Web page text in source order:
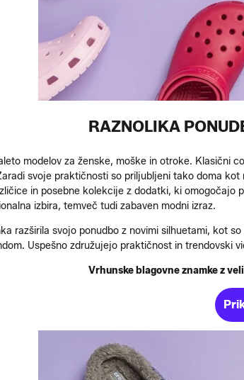
RAZNOLIKA
modelov za ženske, moške in otroke. Klasični
svoje praktičnosti so priljubljeni tako doma
in posebne kolekcije z dodatki, ki omogočajo
izbira, temveč tudi zabaven modni izraz.
razširila svojo ponudbo z novimi silhuetami, kot
Uspešno združujejo praktičnost in trendovski
Vrhunske blagovne znamke z